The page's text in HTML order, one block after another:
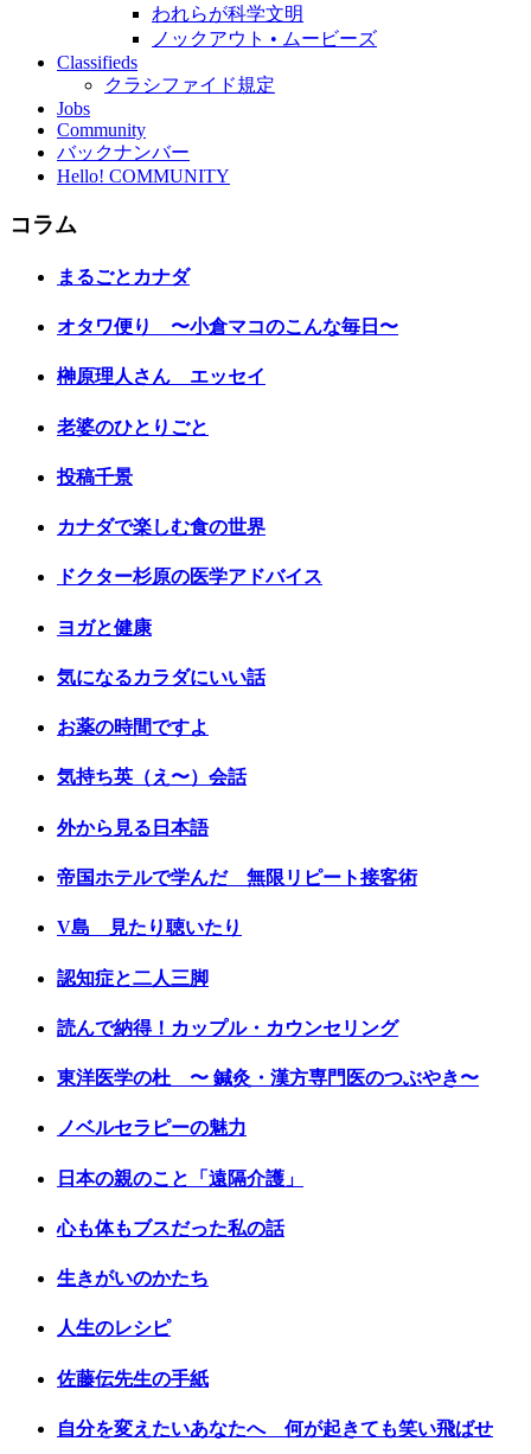
われらが科学文明
ノックアウト • ムービーズ
Classifieds
クラシファイド規定
Jobs
Community
バックナンバー
Hello! COMMUNITY
コラム
まるごとカナダ
オタワ便り 〜小倉マコのこんな毎日〜
榊原理人さん エッセイ
老婆のひとりごと
投稿千景
カナダで楽しむ食の世界
ドクター杉原の医学アドバイス
ヨガと健康
気になるカラダにいい話
お薬の時間ですよ
気持ち英（え〜）会話
外から見る日本語
帝国ホテルで学んだ 無限リピート接客術
V島 見たり聴いたり
認知症と二人三脚
読んで納得！カップル・カウンセリング
東洋医学の杜 〜 鍼灸・漢方専門医のつぶやき〜
ノベルセラピーの魅力
日本の親のこと「遠隔介護」
心も体もブスだった私の話
生きがいのかたち
人生のレシピ
佐藤伝先生の手紙
自分を変えたいあなたへ 何が起きても笑い飛ばせ